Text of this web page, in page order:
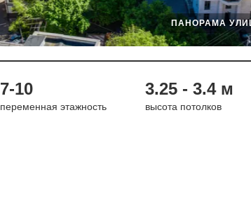
ПАНОРАМА
7-10
переменная этажность
3.25 - 3.4 м
высота потолков